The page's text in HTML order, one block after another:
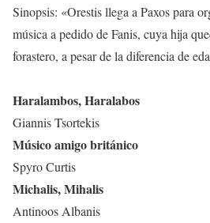
Sinopsis: «Orestis llega a Paxos para
música a pedido de Fanis, cuya hija
forastero, a pesar de la diferencia de
Haralambos, Haralabos
Giannis Tsortekis
Músico amigo británico
Spyro Curtis
Michalis, Mihalis
Antinoos Albanis